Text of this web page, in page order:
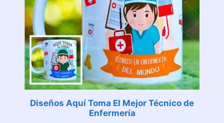
Diseños Aquí Toma El Mejor Técnico de
Enfermería